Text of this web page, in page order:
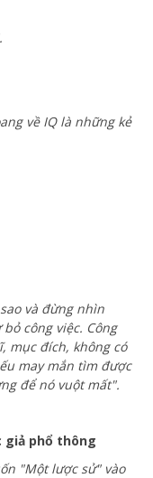
về IQ là những kẻ
và đừng nhìn
công việc. Công
mục đích, không có
may mắn tìm được
để nó vuột mất".
giả phổ thông
"Một lược sử" vào